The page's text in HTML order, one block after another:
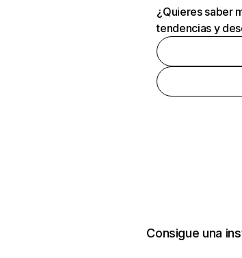
¿Quieres saber
tendencias y
Consigue una